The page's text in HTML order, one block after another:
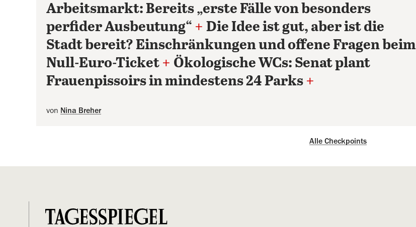
Arbeitsmarkt: Bereits „erste Fälle von besonders
perfider Ausbeutung“ + Die Idee ist gut, aber ist die
Stadt bereit? Einschränkungen und offene Fragen beim
Null-Euro-Ticket + Ökologische WCs: Senat plant
Frauenpissoirs in mindestens 24 Parks +
von Nina Breher
Alle Checkpoints